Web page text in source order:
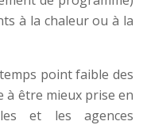
à la chaleur ou à la
point faible des
à être mieux prise en
et les agences